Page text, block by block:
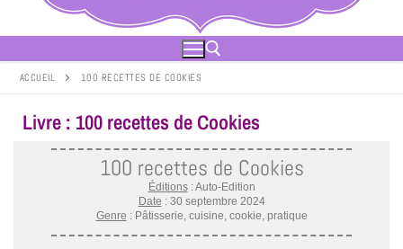
ACCUEIL 100 RECETTES DE COOKIES
Livre : 100 recettes de Cookies
100 recettes de Cookies
Éditions: Auto-Edition
Date : 30 septembre 2024
Genre : Pâtisserie, cuisine, cookie, pratique